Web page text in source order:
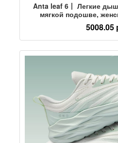
Anta leaf 6丨 Легкие
мягкой подошве,
износостойкая
аэробного
5008.05